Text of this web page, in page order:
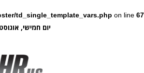
td_single_template_vars.php on line 67
יום חמישי, אוגוסט 6,